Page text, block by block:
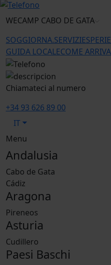
WECAMP CABO DE GATA
SOGGIORNA.SERVIZI
GUIDA LOCALECOME
Chiamateci al numero
+34 93 626 89 00
IT
Menu
Andalusia
Cabo de Gata
Cádiz
Aragona
Pireneos
Asturia
Cudillero
Paesi Baschi